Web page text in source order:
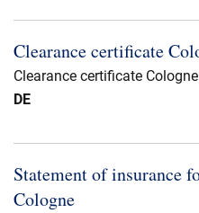
Clearance certificate
Clearance certificate Cologne
DE
Statement of insurance
Cologne